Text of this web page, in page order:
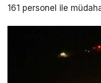
161 personel ile